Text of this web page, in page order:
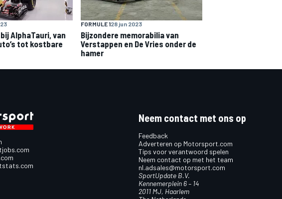
AlphaTauri, van
tot kostbare
FORMULE 128 jun 2023
Bijzondere memorabilia van
Verstappen en De Vries onder de
hamer
Neem contact met ons op
Feedback
Adverteren op Motorsport.com
Tips voor verantwoord spelen
Neem contact op met het team
nl.adsales@motorsport.com
SportUpdate B.V.
Kennemerplein 6 – 14
2011 MJ, Haarlem